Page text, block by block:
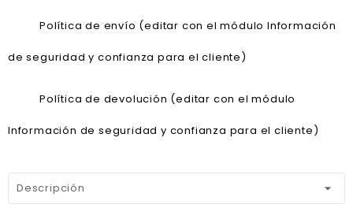
Política de envío (editar con el módulo Información
de seguridad y confianza para el cliente)
Política de devolución (editar con el módulo
Información de seguridad y confianza para el cliente)
Descripción